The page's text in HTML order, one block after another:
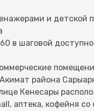
и детской
в шаговой
района
Кенесары
аптека, кофейня